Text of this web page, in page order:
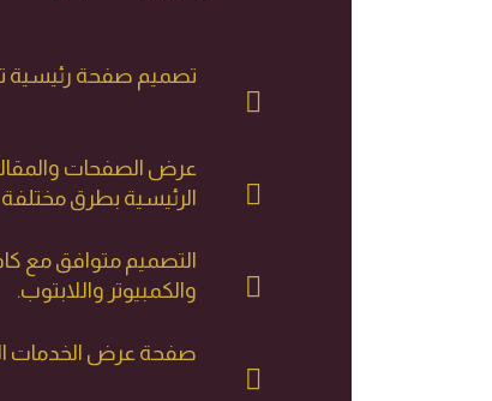
تصميم صفحة رئيسية
عرض الصفحات
الرئيسية بطرق مختلفة
التصميم متوافق مع
والكمبيوتر واللابتوب.
صفحة عرض الخدمات